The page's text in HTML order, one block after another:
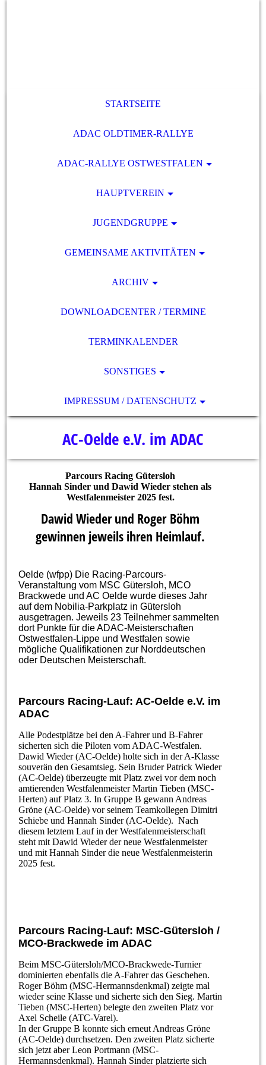
STARTSEITE
ADAC OLDTIMER-RALLYE
ADAC-RALLYE OSTWESTFALEN
HAUPTVEREIN
JUGENDGRUPPE
GEMEINSAME AKTIVITÄTEN
ARCHIV
DOWNLOADCENTER / TERMINE
TERMINKALENDER
SONSTIGES
IMPRESSUM / DATENSCHUTZ
AC-Oelde e.V. im ADAC
Parcours Racing Gütersloh
Hannah Sinder und Dawid Wieder stehen als
Westfalenmeister 2025 fest.
Dawid Wieder und Roger Böhm
gewinnen jeweils ihren Heimlauf.
Oelde (wfpp) Die Racing-Parcours-
Veranstaltung vom MSC Gütersloh, MCO
Brackwede und AC Oelde wurde dieses Jahr
auf dem Nobilia-Parkplatz in Gütersloh
ausgetragen. Jeweils 23 Teilnehmer sammelten
dort Punkte für die ADAC-Meisterschaften
Ostwestfalen-Lippe und Westfalen sowie
mögliche Qualifikationen zur Norddeutschen
oder Deutschen Meisterschaft.
Parcours Racing-Lauf: AC-Oelde e.V. im
ADAC
Alle Podestplätze bei den A-Fahrer und B-Fahrer
sicherten sich die Piloten vom ADAC-Westfalen.
Dawid Wieder (AC-Oelde) holte sich in der A-Klasse
souverän den Gesamtsieg. Sein Bruder Patrick Wieder
(AC-Oelde) überzeugte mit Platz zwei vor dem noch
amtierenden Westfalenmeister Martin Tieben (MSC-
Herten) auf Platz 3. In Gruppe B gewann Andreas
Gröne (AC-Oelde) vor seinem Teamkollegen Dimitri
Schiebe und Hannah Sinder (AC-Oelde). Nach
diesem letztem Lauf in der Westfalenmeisterschaft
steht mit Dawid Wieder der neue Westfalenmeister
und mit Hannah Sinder die neue Westfalenmeisterin
2025 fest.
Parcours Racing-Lauf: MSC-Gütersloh /
MCO-Brackwede im ADAC
Beim MSC-Gütersloh/MCO-Brackwede-Turnier
dominierten ebenfalls die A-Fahrer das Geschehen.
Roger Böhm (MSC-Hermannsdenkmal) zeigte mal
wieder seine Klasse und sicherte sich den Sieg. Martin
Tieben (MSC-Herten) belegte den zweiten Platz vor
Axel Scheile (ATC-Varel).
In der Gruppe B konnte sich erneut Andreas Gröne
(AC-Oelde) durchsetzen. Den zweiten Platz sicherte
sich jetzt aber Leon Portmann (MSC-
Hermannsdenkmal). Hannah Sinder platzierte sich